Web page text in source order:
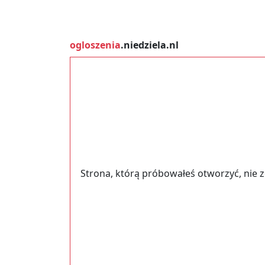
ogloszenia.niedziela.nl
Strona, którą próbowałeś otworzyć, nie